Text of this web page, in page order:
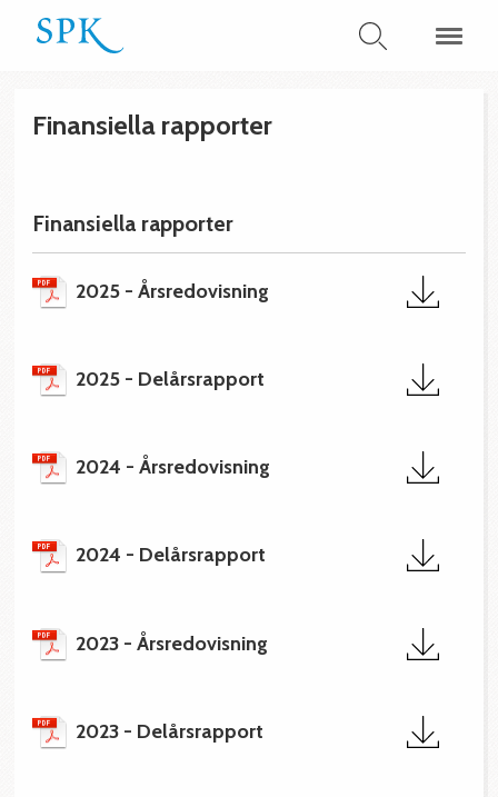
Finansiella rapporter
Finansiella rapporter
2025 - Årsredovisning
2025 - Delårsrapport
2024 - Årsredovisning
2024 - Delårsrapport
2023 - Årsredovisning
2023 - Delårsrapport